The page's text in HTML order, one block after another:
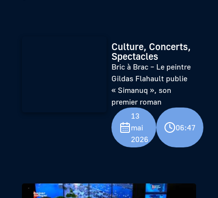
Culture, Concerts,
Spectacles
Bric à Brac – Le peintre
Gildas Flahault publie
« Simanuq », son
premier roman
13
mai
2026
06:47